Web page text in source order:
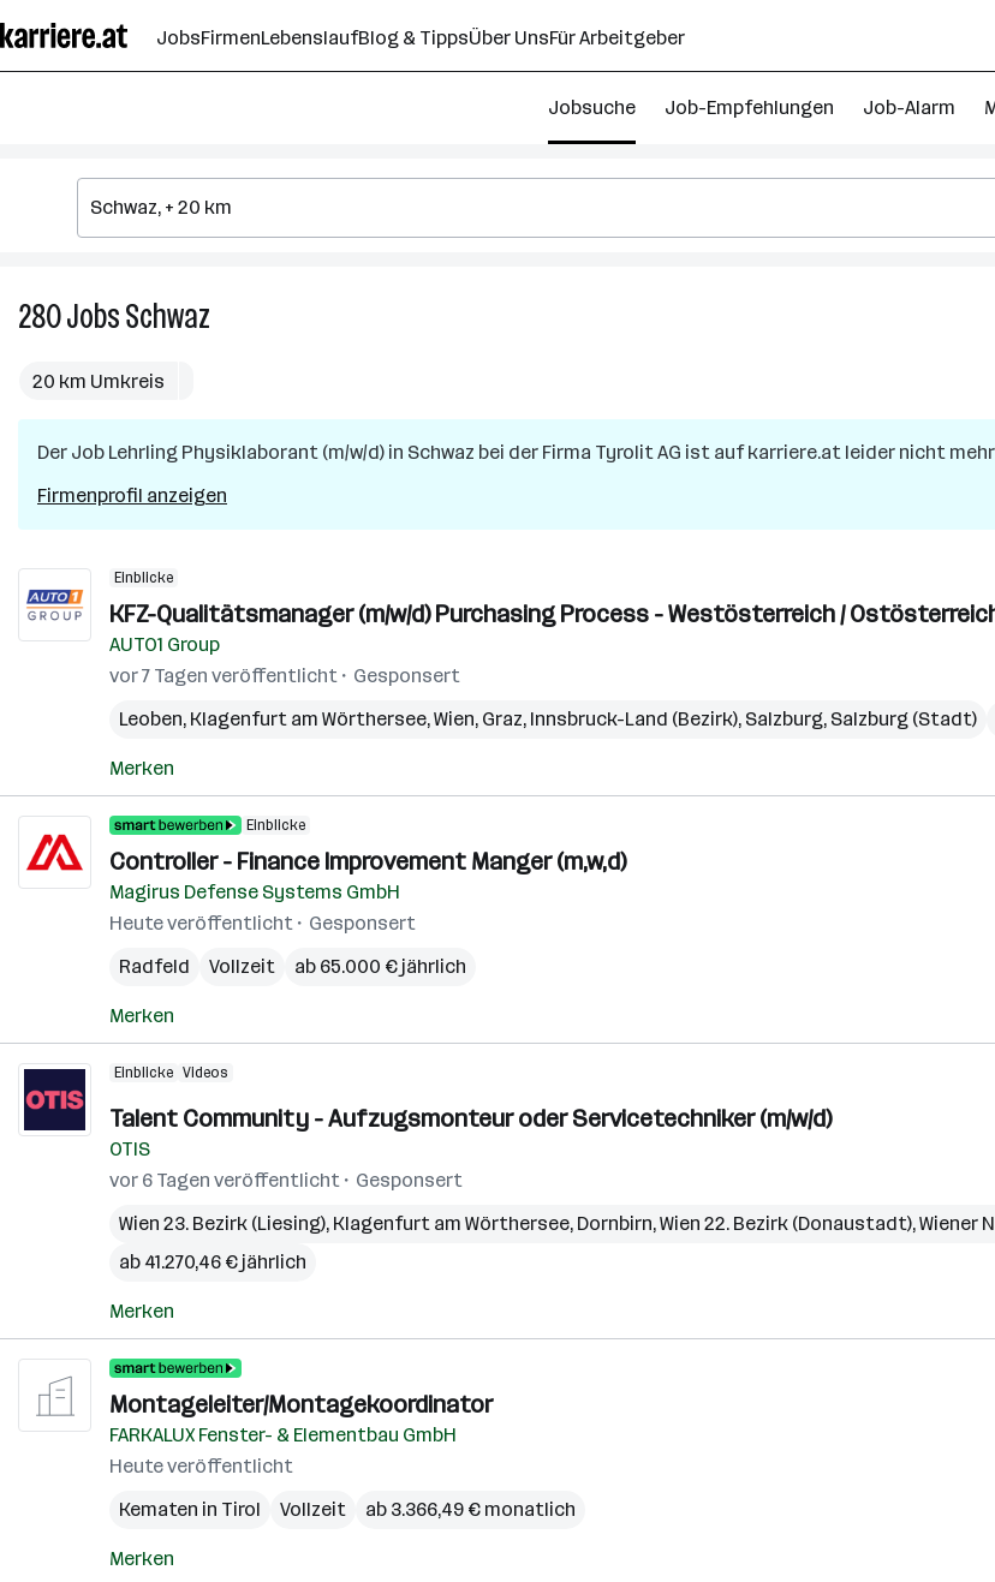
Seiteninhalt
springen
JobsFirmenLebenslaufBlog & TippsÜber UnsFür Arbeitgeber
Jobsuche Job-Empfehlungen Job-Alarm
280JobsSchwaz
20 km Umkreis
Der Job Lehrling Physiklaborant (m/w/d) in Schwaz bei der Firma Tyrolit AG ist auf karriere.at leider nicht
Firmenprofil anzeigen
Einblicke
KFZ-Qualitätsmanager (m/w/d) Purchasing Process - Westösterreich /
AUTO1 Group
vor 7 Tagen veröffentlicht
Gesponsert
Leoben, Klagenfurt am Wörthersee,Wien, Graz, Innsbruck-Land (Bezirk), Salzburg, Salzburg (Stadt)
Merken
Einblicke
Controller - Finance Improvement Manger (m,w,d)
Magirus Defense Systems GmbH
Heute veröffentlicht
Gesponsert
Radfeld
Vollzeit ab 65.000 € jährlich
Merken
Einblicke Videos
Talent Community - Aufzugsmonteur oder Servicetechniker (m/w/d)
OTIS
vor 6 Tagen veröffentlicht
Gesponsert
Wien 23. Bezirk (Liesing), Klagenfurt am Wörthersee, Dornbirn,Wien 22. Bezirk (Donaustadt),Wiener
ab 41.270,46 € jährlich
Merken
Montageleiter/Montagekoordinator
FARKALUX Fenster- & Elementbau GmbH
Heute veröffentlicht
Kematen in Tirol
Vollzeit ab 3.366,49 € monatlich
Merken